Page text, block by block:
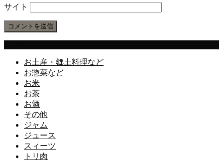
サイト
お土産・郷土料理など
お惣菜など
お米
お茶
お酒
その他
ジャム
ジュース
スィーツ
トリ肉